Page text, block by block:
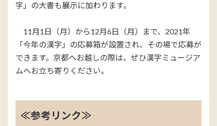
字」の大書も展示に加わります。
11月1日（月）から12月6日（月）まで、2021年
「今年の漢字」の応募箱が設置され、その場で応募が
できます。京都へお越しの際は、ぜひ漢字ミュージア
ムへお立ち寄りください。
≪参考リンク≫